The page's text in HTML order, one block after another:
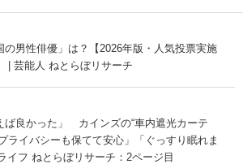
の男性俳優」は？【2026年版・人気投票実施
| 芸能人 ねとらぼリサーチ
ば良かった」 カインズの“車内遮光カーテ
ライバシーも保てて安心」「ぐっすり眠れま
イフ ねとらぼリサーチ：2ページ目